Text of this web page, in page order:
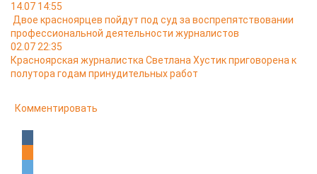
14.07 14:55
Двое красноярцев пойдут под суд за воспрепятствовании
профессиональной деятельности журналистов
02.07 22:35
Красноярская журналистка Светлана Хустик приговорена к
полутора годам принудительных работ
Комментировать